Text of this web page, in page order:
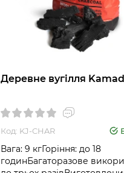
Деревне вугілля
Код: KJ-CHAR
Вага: 9 кгГоріння: до 18
годинБагаторазове